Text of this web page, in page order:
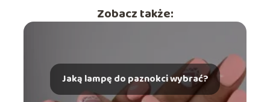
Zobacz także:
Jaką lampę do paznokci wybrać?